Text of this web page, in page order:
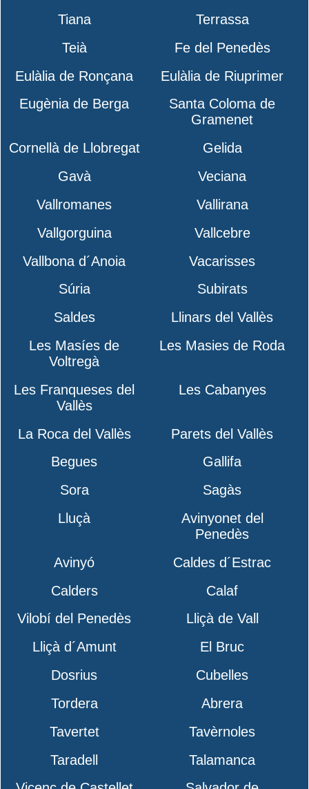
Tiana
Terrassa
Teià
Fe del Penedès
Eulàlia de Ronçana
Eulàlia de Riuprimer
Eugènia de Berga
Santa Coloma de
Gramenet
Cornellà de Llobregat
Gelida
Gavà
Veciana
Vallromanes
Vallirana
Vallgorguina
Vallcebre
Vallbona d´Anoia
Vacarisses
Súria
Subirats
Saldes
Llinars del Vallès
Les Masíes de
Voltregà
Les Masies de Roda
Les Franqueses del
Vallès
Les Cabanyes
La Roca del Vallès
Parets del Vallès
Begues
Gallifa
Sora
Sagàs
Lluçà
Avinyonet del
Penedès
Avinyó
Caldes d´Estrac
Calders
Calaf
Vilobí del Penedès
Lliçà de Vall
Lliçà d´Amunt
El Bruc
Dosrius
Cubelles
Tordera
Abrera
Tavertet
Tavèrnoles
Taradell
Talamanca